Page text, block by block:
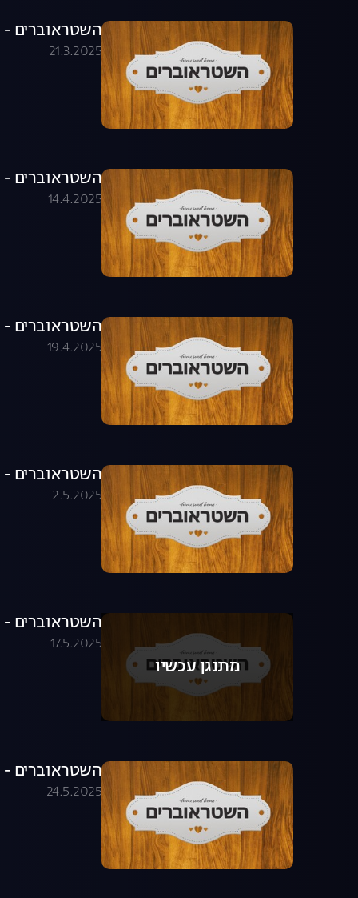
השטראוברים - פרק
21.3.2025
השטראוברים - פרק
14.4.2025
השטראוברים - פרק
19.4.2025
השטראוברים - פרק
2.5.2025
מתנגן עכשיו
השטראוברים - פרק
17.5.2025
השטראוברים - פרק
24.5.2025